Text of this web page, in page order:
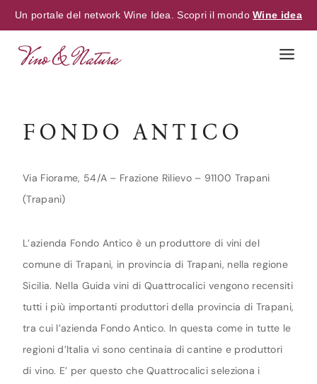
Un portale del network Wine Idea. Scopri il mondoWine idea
FONDO ANTICO
Via Fiorame, 54/A – Frazione Rilievo – 91100 Trapani
(Trapani)
L’azienda Fondo Antico è un produttore di vini del
comune di Trapani, in provincia di Trapani, nella regione
Sicilia. Nella Guida vini di Quattrocalici vengono recensiti
tutti i più importanti produttori della provincia di Trapani,
tra cui l’azienda Fondo Antico. In questa come in tutte le
regioni d’Italia vi sono centinaia di cantine e produttori
di vino. E’ per questo che Quattrocalici seleziona i